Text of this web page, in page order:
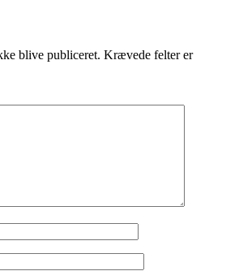
blive publiceret. Krævede felter er